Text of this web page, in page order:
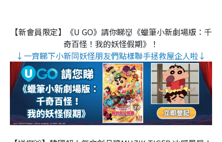
【新會員限定】《U GO》請你睇👹《蠟筆小新劇場版：千
奇百怪！我的妖怪假期》！
↓一齊睇下小新同妖怪朋友們點樣聯手拯救屋企人啦↓